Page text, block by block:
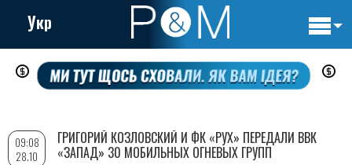
Перейти
содержанию
Укр
09:08
28.10
ГРИГОРИЙ КОЗЛОВСКИЙ И ФК «РУХ» ПЕРЕДАЛИ ВВК
«ЗАПАД» 30 МОБИЛЬНЫХ ОГНЕВЫХ ГРУПП